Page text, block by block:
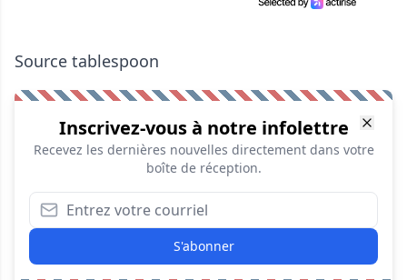
Source tablespoon
Inscrivez-vous à notre infolettre
Recevez les dernières nouvelles directement dans votre
boîte de réception.
S'abonner